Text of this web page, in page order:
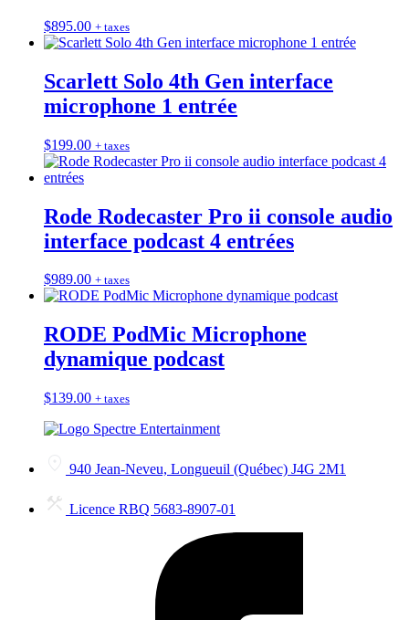
$895.00 + taxes
Scarlett Solo 4th Gen interface
microphone 1 entrée
$199.00 + taxes
Rode Rodecaster Pro ii console audio
interface podcast 4 entrées
$989.00 + taxes
RODE PodMic Microphone
dynamique podcast
$139.00 + taxes
940 Jean-Neveu, Longueuil (Québec) J4G 2M1
Licence RBQ 5683-8907-01